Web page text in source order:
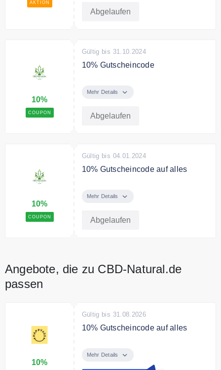
AKTION
Abgelaufen
10%
COUPON
Gültig bis 31.10.2024
10% Gutscheincode
10% auf das gesamte Sortiment.
Mehr Details
Abgelaufen
10%
COUPON
Gültig bis 04.01.2024
10% Gutscheincode auf alles
10% auf das gesamte Sortiment.
Ab 25€ Bestellwert.
Mehr Details
Abgelaufen
Angebote, die zu CBD-Natural.de
passen
10%
Gültig bis 31.08.2026
10% Gutscheincode auf alles
10% auf das gesamte Sortiment.
Mehr Details